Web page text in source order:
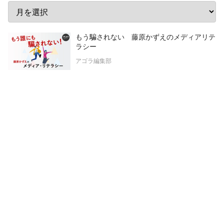
もう騙されない 藤原かずえのメディアリテ
ラシー
アゴラ編集部